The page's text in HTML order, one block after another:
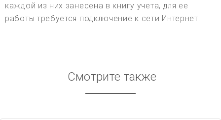
каждой из них занесена в книгу учета, для ее
работы требуется подключение к сети Интернет.
Смотрите также